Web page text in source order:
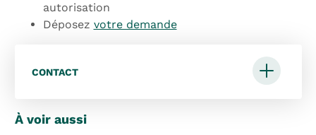
autorisation
Déposez votre demande
CONTACT
À voir aussi